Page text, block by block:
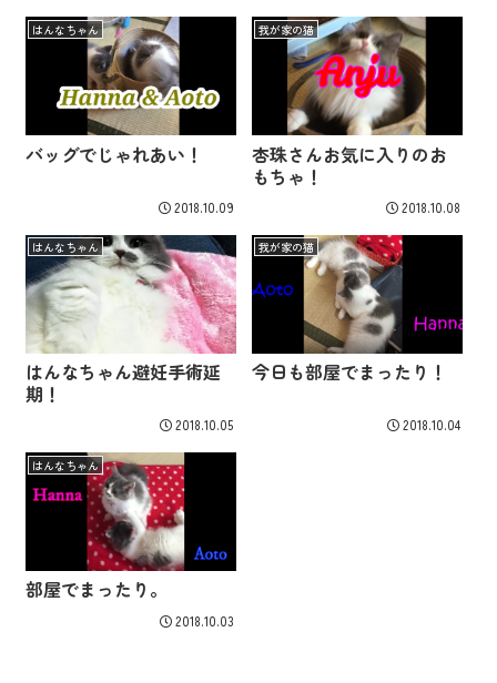
はんなちゃん
バッグでじゃれあい！
2018.10.09
我が家の猫
杏珠さんお気に入りのお
もちゃ！
2018.10.08
はんなちゃん
はんなちゃん避妊手術延
期！
2018.10.05
我が家の猫
今日も部屋でまったり！
2018.10.04
はんなちゃん
部屋でまったり。
2018.10.03